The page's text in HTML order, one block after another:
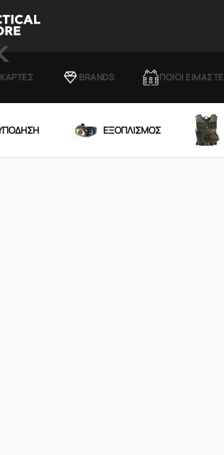
BRANDS ΠΟΙΟΙ ΕΙΜΑΣΤΕ
ΕΞΟΠΛΙΣΜΟΣ